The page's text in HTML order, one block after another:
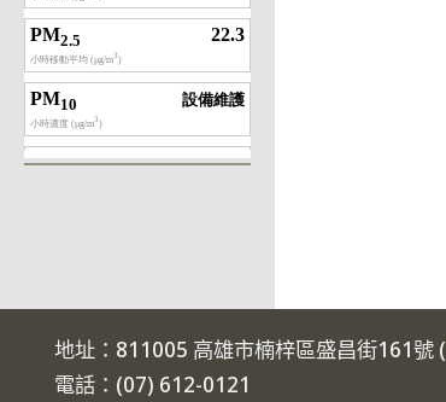
地址：811005 高雄市楠梓區盛昌街161號 (
電話：(07) 612-0121